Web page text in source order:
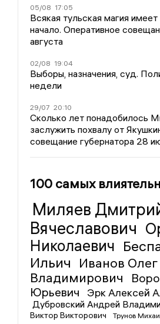
05/08 17:05
Всякая тульская магия
начало. Оперативное
августа
02/08 19:04
Выборы, назначения, суд.
недели
29/07 20:10
Сколько лет понадобилось
заслужить похвалу от
совещание губернатора 28
100 самых
Миляев
Вячеславович
Николаевич
Ильич
Иванов Олег
Владимирович
Юрьевич
Эрк Алексей
Дубровский Андрей
Виктор Викторович
Трунов